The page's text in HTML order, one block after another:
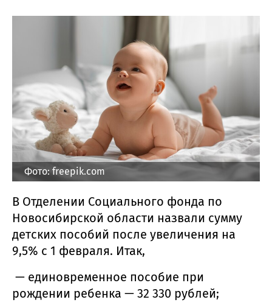
Фото: freepik.com
В Отделении Социального фонда по
Новосибирской области назвали сумму
детских пособий после увеличения на
9,5% с 1 февраля. Итак,
— единовременное пособие при
рождении ребенка — 32 330 рублей;